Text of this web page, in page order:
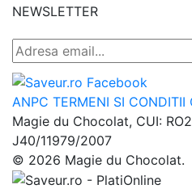
NEWSLETTER
ANPC TERMENI SI CONDITII
Magie du Chocolat, CUI:
J40/11979/2007
© 2026 Magie du Chocolat.